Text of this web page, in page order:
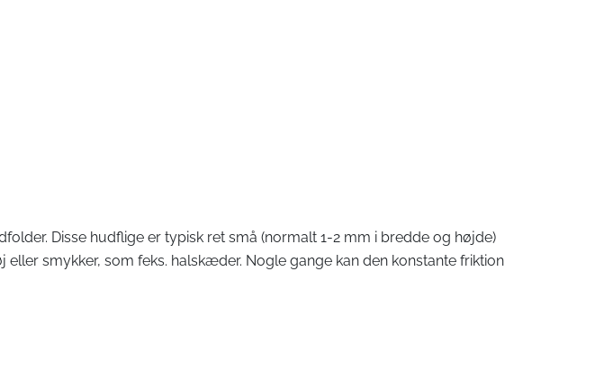
Disse hudflige er typisk ret små (normalt 1-2 mm i bredde og højde)
smykker, som feks. halskæder. Nogle gange kan den konstante friktion